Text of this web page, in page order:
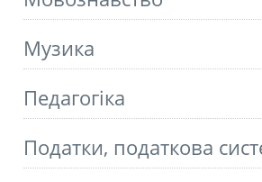
Музика
Педагогіка
Податки, податкова